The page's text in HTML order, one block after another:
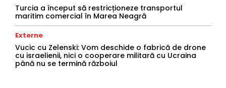
Turcia a început să restricționeze transportul
maritim comercial în Marea Neagră
Externe
Vucic cu Zelenski: Vom deschide o fabrică de drone
cu israelienii, nici o cooperare militară cu Ucraina
până nu se termină războiul